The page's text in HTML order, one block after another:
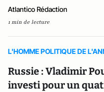
Atlantico Rédaction
1 min de lecture
L'HOMME POLITIQUE DE
Russie : Vladimir
investi pour un